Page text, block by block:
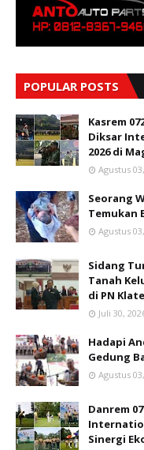
POPULAR POSTS
Kasrem
Diksar
2026 di
Agustus
Seorang
Temukan
Agustus
Sidang
Tanah
di PN
Juli 30,
Hadapi
Gedung
Agustus
Danrem
Sinergi